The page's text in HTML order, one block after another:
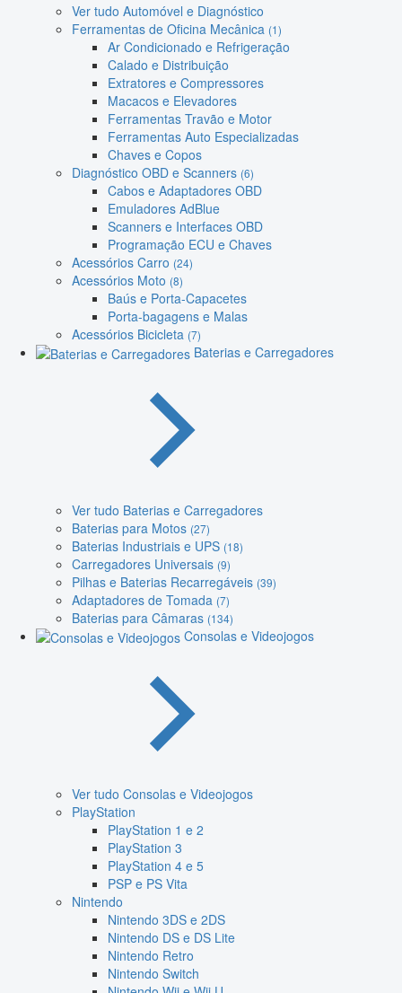
Ver tudo Automóvel e Diagnóstico
Ferramentas de Oficina Mecânica (1)
Ar Condicionado e Refrigeração
Calado e Distribuição
Extratores e Compressores
Macacos e Elevadores
Ferramentas Travão e Motor
Ferramentas Auto Especializadas
Chaves e Copos
Diagnóstico OBD e Scanners (6)
Cabos e Adaptadores OBD
Emuladores AdBlue
Scanners e Interfaces OBD
Programação ECU e Chaves
Acessórios Carro (24)
Acessórios Moto (8)
Baús e Porta-Capacetes
Porta-bagagens e Malas
Acessórios Bicicleta (7)
Baterias e Carregadores
Ver tudo Baterias e Carregadores
Baterias para Motos (27)
Baterias Industriais e UPS (18)
Carregadores Universais (9)
Pilhas e Baterias Recarregáveis (39)
Adaptadores de Tomada (7)
Baterias para Câmaras (134)
Consolas e Videojogos
Ver tudo Consolas e Videojogos
PlayStation
PlayStation 1 e 2
PlayStation 3
PlayStation 4 e 5
PSP e PS Vita
Nintendo
Nintendo 3DS e 2DS
Nintendo DS e DS Lite
Nintendo Retro
Nintendo Switch